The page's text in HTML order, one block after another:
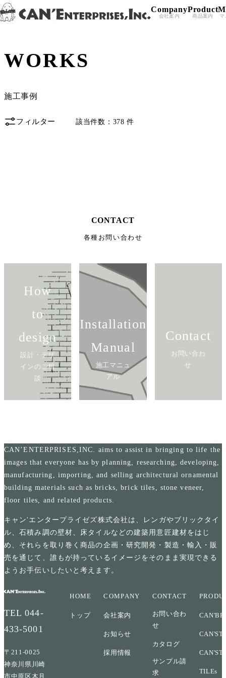
Skip to content Company
会社案内
Product
商品案内 マ
Top > 施工事例（List）
WORKS
施工事例
フィルター 該当件数：378 件
CONTACT
各種お問い合わせ
How
to
design
設計・デザ
インのご相
談
Installation
Manual
施工マニュ
アル
Contact
お問い合わ
せ
CAN’ENTERPRISES,INC. aims to assist in bringing to life the
images that everyone has by planning, researching, developing,
manufacturing, importing, and selling architectural ornamental
building materials such as bricks, brick tiles, stone veneer,
floor tiles, and related products.
キャン'エンタープライゼズ株式会社は、レンガやブリックタイ
ル、石積み調の壁材、床タイルなどの建築用意匠建材をはじ
め、それらを取り巻く商品の企画・研究開発・製造・輸入・販
売を通じて、誰もが持っているイメージをそのまま実現できる
ようお手伝いしたいと考えます。
TEL044-
433-5001
〒211-0025
神奈川県川崎
市中原区木月
HOME
トップ
COMPANY
会社案内
お知らせ
採用情報
CONTACT
お問い合わ
せ
カタログ
サンプル請
求
TILEs